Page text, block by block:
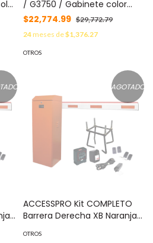
/ G3750 / Gabinete color
blanco / sin accesorios MOD:
001-G03750120A
$22,774.99 $29,772.79
24meses de$1,376.27
OTROS
/
/
AGOTADO
ACCESSPRO Kit COMPLETO
Barrera Derecha XB Naranja /
Iluminacion LED Rojo-Verde /
OTROS